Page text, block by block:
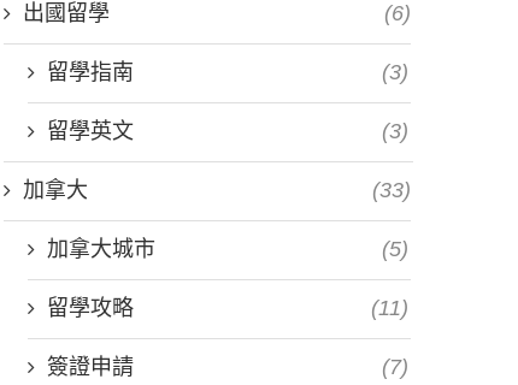
出國留學 (6)
留學指南 (3)
留學英文 (3)
加拿大 (33)
加拿大城市 (5)
留學攻略 (11)
簽證申請 (7)